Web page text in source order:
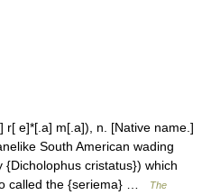
e]*[.a] m[.a]), n. [Native name.]
South American wading
cristatus}) which
called the {seriema} …
The